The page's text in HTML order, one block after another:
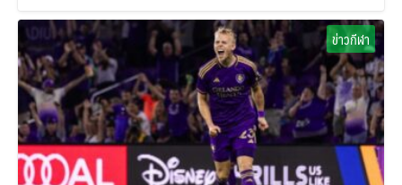
ข่าวกีฬา